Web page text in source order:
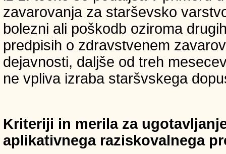
zavarovanja za starševsko
bolezni ali poškodb oziroma
predpisih o zdravstvenem
dejavnosti, daljše od treh
ne vpliva izraba staršvskega
Kriteriji in merila za
aplikativnega raziskovalnega